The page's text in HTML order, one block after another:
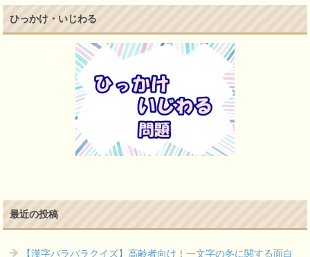
ひっかけ・いじわる
最近の投稿
【漢字バラバラクイズ】高齢者向け！一文字の冬に関する面白